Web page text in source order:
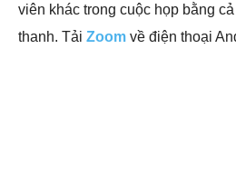
viên khác trong cuộc họp bằng
thanh. Tải Zoom về điện thoại